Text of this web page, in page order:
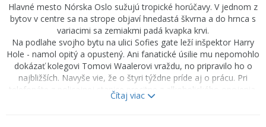
Hlavné mesto Nórska Oslo sužujú tropické horúčavy. V jednom z
bytov v centre sa na strope objaví hnedastá škvrna a do hrnca s
variacimi sa zemiakmi padá kvapka krvi.
Na podlahe svojho bytu na ulici Sofies gate leží inšpektor Harry
Hole - namol opitý a opustený. Ani fanatické úsilie mu nepomohlo
dokázať kolegovi Tomovi Waalerovi vraždu, no pripravilo ho o
najbližších. Navyše vie, že o štyri týždne príde aj o prácu. Pri
telefonáte z policajnej stanice precitne z alkoholického opojenia.
Polícia našla zavraždenú ženu s odseknutým prstom na ruke.
Čítaj viac